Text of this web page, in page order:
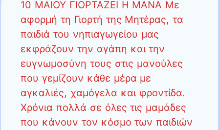
10 ΜΑΙΟΥ ΓΙΟΡΤΑΖΕΙ Η ΜΑΝΑ Με
αφορμή τη Γιορτή της Μητέρας, τα
παιδιά του νηπιαγωγείου μας
εκφράζουν την αγάπη και την
ευγνωμοσύνη τους στις μανούλες
που γεμίζουν κάθε μέρα με
αγκαλιές, χαμόγελα και φροντίδα.
Χρόνια πολλά σε όλες τις μαμάδες
που κάνουν τον κόσμο των παιδιών